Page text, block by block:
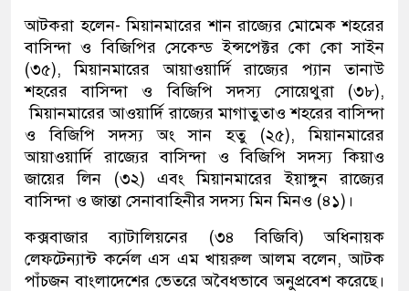
আটকরা হলেন- মিয়ানমারের শান রাজ্যের মোমেক শহরের
বাসিন্দা ও বিজিপির সেকেন্ড ইন্সপেক্টর কো কো সাইন
(৩৫), মিয়ানমারের আয়াওয়ার্দি রাজ্যের প্যান তানাউ
শহরের বাসিন্দা ও বিজিপি সদস্য সোয়েথুরা (৩৮),
মিয়ানমারের আওয়ার্দি রাজ্যের মাগাতুতাও শহরের বাসিন্দা
ও বিজিপি সদস্য অং সান হতু (২৫), মিয়ানমারের
আয়াওয়ার্দি রাজ্যের বাসিন্দা ও বিজিপি সদস্য কিয়াও
জায়ের লিন (৩২) এবং মিয়ানমারের ইয়াঙ্গুন রাজ্যের
বাসিন্দা ও জান্তা সেনাবাহিনীর সদস্য মিন মিনও (৪১)।
কক্সবাজার ব্যাটালিয়নের (৩৪ বিজিবি) অধিনায়ক
লেফটেন্যান্ট কর্নেল এস এম খায়রুল আলম বলেন, আটক
পাঁচজন বাংলাদেশের ভেতরে অবৈধভাবে অনুপ্রবেশ করেছে।